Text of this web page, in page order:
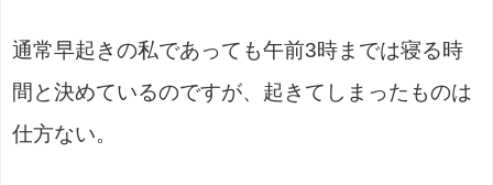
通常早起きの私であっても午前3時までは寝る時
間と決めているのですが、起きてしまったものは
仕方ない。